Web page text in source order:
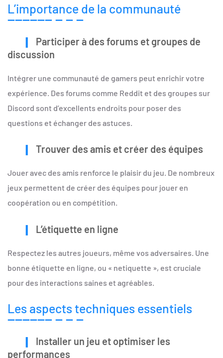
L’importance de la communauté
Participer à des forums et groupes de
discussion
Intégrer une communauté de gamers peut enrichir votre
expérience. Des forums comme Reddit et des groupes sur
Discord sont d’excellents endroits pour poser des
questions et échanger des astuces.
Trouver des amis et créer des équipes
Jouer avec des amis renforce le plaisir du jeu. De nombreux
jeux permettent de créer des équipes pour jouer en
coopération ou en compétition.
L’étiquette en ligne
Respectez les autres joueurs, même vos adversaires. Une
bonne étiquette en ligne, ou « netiquette », est cruciale
pour des interactions saines et agréables.
Les aspects techniques essentiels
Installer un jeu et optimiser les
performances